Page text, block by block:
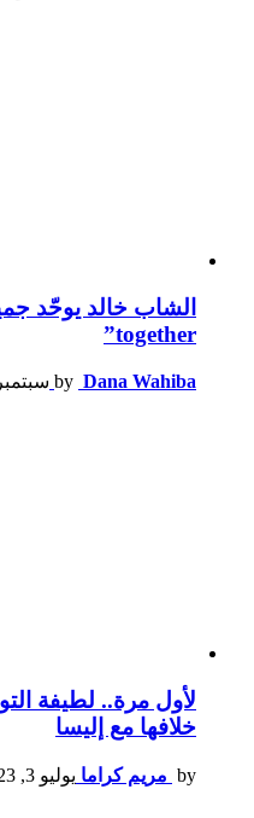
together”
by Dana Wahiba سبتمبر 17, 2022, 8:57 م
لأول مرة.. لطيفة
خلافها مع إليسا
by مريم كراما يوليو 3, 2023, 5:32 م